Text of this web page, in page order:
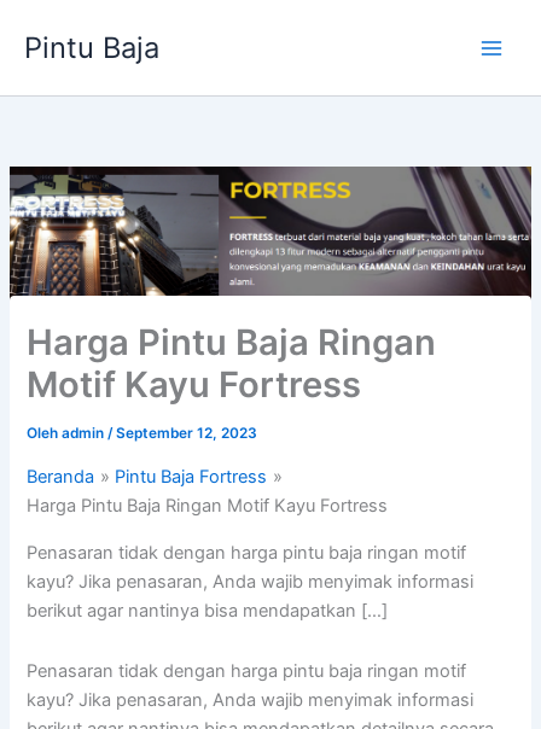
Pintu Baja
Harga Pintu Baja Ringan
Motif Kayu Fortress
Olehadmin/September 12, 2023
Beranda
Pintu Baja Fortress
Harga Pintu Baja Ringan Motif Kayu Fortress
Penasaran tidak dengan harga pintu baja ringan motif
kayu? Jika penasaran, Anda wajib menyimak informasi
berikut agar nantinya bisa mendapatkan […]
Penasaran tidak dengan harga pintu baja ringan motif
kayu? Jika penasaran, Anda wajib menyimak informasi